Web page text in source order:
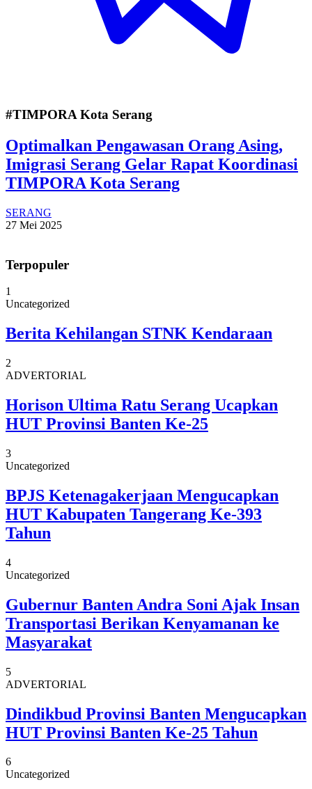
#TIMPORA Kota Serang
Optimalkan Pengawasan Orang Asing,
Imigrasi Serang Gelar Rapat Koordinasi
TIMPORA Kota Serang
SERANG
27 Mei 2025
Terpopuler
1
Uncategorized
Berita Kehilangan STNK Kendaraan
2
ADVERTORIAL
Horison Ultima Ratu Serang Ucapkan
HUT Provinsi Banten Ke-25
3
Uncategorized
BPJS Ketenagakerjaan Mengucapkan
HUT Kabupaten Tangerang Ke-393
Tahun
4
Uncategorized
Gubernur Banten Andra Soni Ajak Insan
Transportasi Berikan Kenyamanan ke
Masyarakat
5
ADVERTORIAL
Dindikbud Provinsi Banten Mengucapkan
HUT Provinsi Banten Ke-25 Tahun
6
Uncategorized